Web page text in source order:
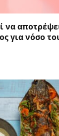
να
για νόσο